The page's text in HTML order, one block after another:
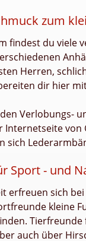
zum
findest du viele
Herren,
dir hier
Verlobungs-
von
sich
Sport - und
erfreuen sich
kleine
auch über